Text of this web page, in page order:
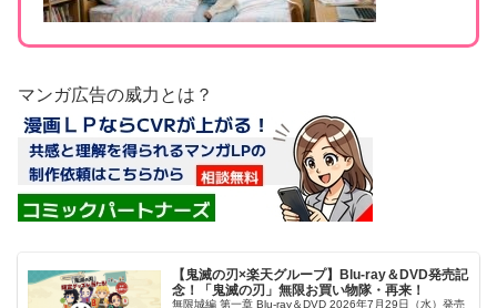
マンガ広告の威力とは？
【鬼滅の刃×楽天グループ】Blu-ray＆DVD発売記
念！「鬼滅の刃」無限お買い物隊・再来！
無限城編 第一章 Blu-ray＆DVD 2026年7月29日（水）発売